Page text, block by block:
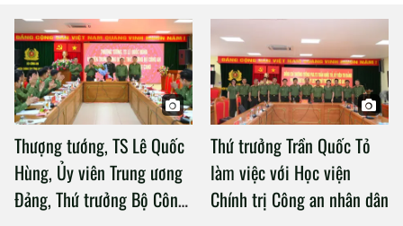
Thượng tướng, TS Lê Quốc
Hùng, Ủy viên Trung ương
Đảng, Thứ trưởng Bộ Công
Thứ trưởng Trần Quốc Tỏ
làm việc với Học viện
Chính trị Công an nhân dân